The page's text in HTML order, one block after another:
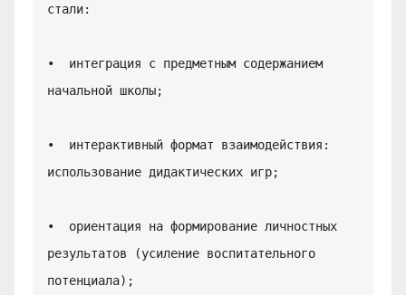
стали:
•  интеграция с предметным содержанием
начальной школы;
•  интерактивный формат взаимодействия:
использование дидактических игр;
•  ориентация на формирование личностных
результатов (усиление воспитательного
потенциала);